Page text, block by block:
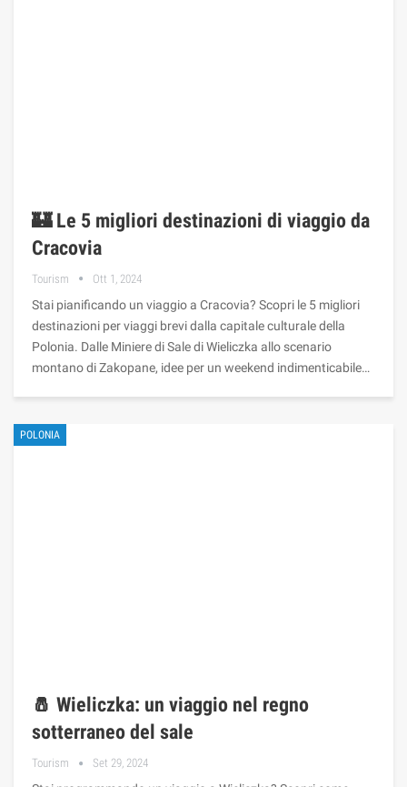
🏰 Le 5 migliori destinazioni di viaggio da
Cracovia
Tourism Ott 1, 2024
Stai pianificando un viaggio a Cracovia? Scopri le 5 migliori
destinazioni per viaggi brevi dalla capitale culturale della
Polonia. Dalle Miniere di Sale di Wieliczka allo scenario
montano di Zakopane, idee per un weekend indimenticabile…
POLONIA
🧂 Wieliczka: un viaggio nel regno
sotterraneo del sale
Tourism Set 29, 2024